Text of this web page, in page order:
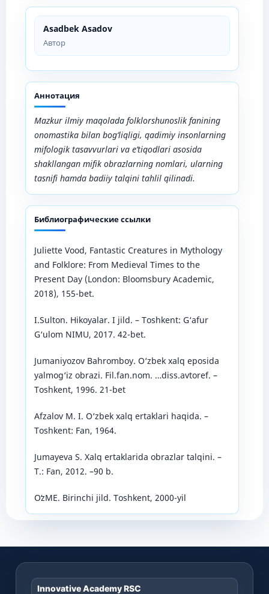
Asadbek Asadov
Автор
Аннотация
Mazkur ilmiy maqolada folklorshunoslik fanining
onomastika bilan bog‘liqligi, qadimiy insonlarning
mifologik tasavvurlari va e’tiqodlari asosida
shakllangan mifik obrazlarning nomlari, ularning
tasnifi hamda badiiy talqini tahlil qilinadi.
Библиографические ссылки
Juliette Vood, Fantastic Creatures in Mythology
and Folklore: From Medieval Times to the
Present Day (London: Bloomsbury Academic,
2018), 155-bet.
I.Sulton. Hikoyalar. I jild. – Toshkent: G‘afur
G‘ulom NIMU, 2017. 42-bet.
Jumaniyozov Bahromboy. O‘zbek xalq eposida
yalmog‘iz obrazi. Fil.fan.nom. …diss.avtoref. –
Toshkent, 1996. 21-bet
Afzalov M. I. O‘zbek xalq ertaklari haqida. –
Toshkent: Fan, 1964.
Jumayeva S. Xalq ertaklarida obrazlar talqini. –
T.: Fan, 2012. –90 b.
OʻzME. Birinchi jild. Toshkent, 2000-yil
Innovative Academy RSC